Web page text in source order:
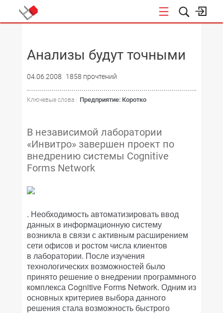
Анализы будут точными
04.06.2008 1858 прочтений
Ключевые слова : Предприятие: Коротко
В независимой лаборатории
«Инвитро» завершен проект по
внедрению системы Cognitive
Forms Network
. Необходимость автоматизировать ввод
данных в информационную систему
возникла в связи с активным расширением
сети офисов и ростом числа клиентов
в лаборатории. После изучения
технологических возможностей было
принято решение о внедрении программного
комплекса Cognitive Forms Network. Одним из
основных критериев выбора данного
решения стала возможность быстрого